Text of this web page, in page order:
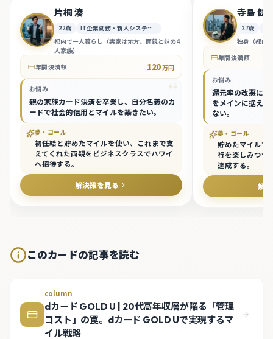
片桐 湊
22歳 IT企業勤務・新人システムエンジニア
都内で一人暮らし（実家は地方、両親と妹の4
人家族）
年間決済額
120万円
“
お悩み
親の家族カード決済を卒業し、自分名義のカ
ードで社会的信用とマイルを築きたい。
夢・ゴール
初任給と貯めたマイルを使い、これまで支
えてくれた両親をビジネスクラスでハワイ
へ招待する。
解決策を見る
寺島 健
27歳
独身（都内
年間決済額
お悩み
還元率の改悪に
をメインに据え
ない。
夢・ゴール
貯めたマイルで
行を楽しみつつ
達成する。
解
このカードの記事を読む
column
dカード GOLD U | 20代高年収層が陥る「管理
コスト」の罠。dカード GOLD Uで実現するマ
イル戦略